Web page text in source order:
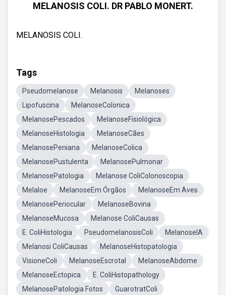
MELANOSIS COLI. DR PABLO MONERT.
MELANOSIS COLI.
Tags
Pseudomelanose Melanosis
Melanoses
Lipofuscina
MelanoseColonica
MelanosePescados
MelanoseFisiológica
MelanoseHistologia
MelanoseCães
MelanosePeniana
MelanoseColica
MelanosePustulenta
MelanosePulmonar
MelanosePatologia
Melanose ColiColonoscopia
Melaloe
MelanoseEm Órgãos
MelanoseEm Aves
MelanosePeriocular
MelanoseBovina
MelanoseMucosa
Melanose ColiCausas
E. ColiHistologia
PseudomelanosisColi
MelanoseIA
Melanosi ColiCausas
MelanoseHistopatologia
VisioneColi
MelanoseEscrotal
MelanoseAbdome
MelanoseEctopica
E. ColiHistopathology
MelanosePatologia Fotos
GuarotratColi